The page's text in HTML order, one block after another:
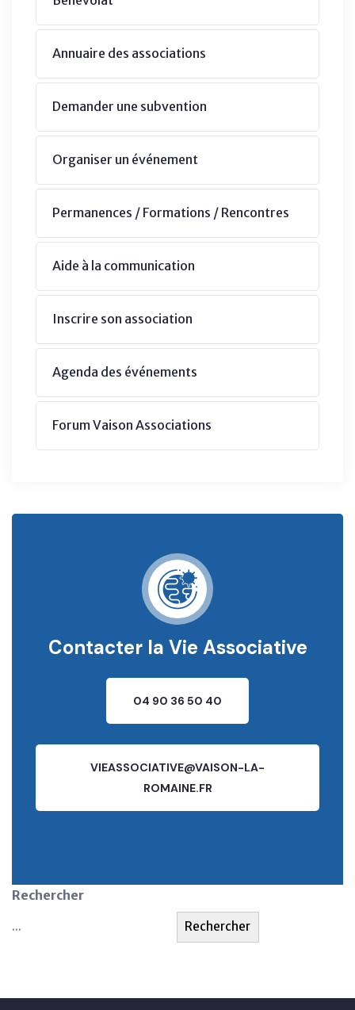
Annuaire des associations
Demander une subvention
Organiser un événement
Permanences / Formations / Rencontres
Aide à la communication
Inscrire son association
Agenda des événements
Forum Vaison Associations
Contacter la Vie Associative
04 90 36 50 40
VIEASSOCIATIVE@VAISON-LA-
ROMAINE.FR
Rechercher
Rechercher